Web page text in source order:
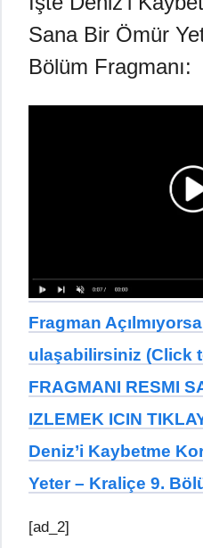
Sana Bir Ömür
Bölüm Fragmanı:
Fragman
ulaşabilirsiniz (Click
FRAGMANI RESMI
IZLEMEK ICIN
Deniz’i Kaybetme
Yeter – Kraliçe 9.
[ad_2]